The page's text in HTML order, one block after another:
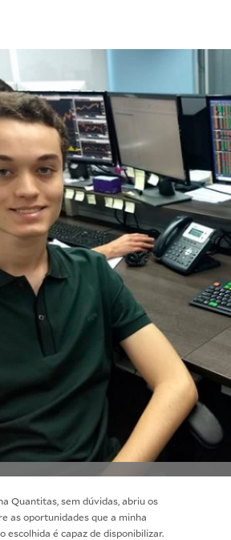
Quantitas, sem dúvidas, abriu os
as oportunidades que a minha
escolhida é capaz de disponibilizar.